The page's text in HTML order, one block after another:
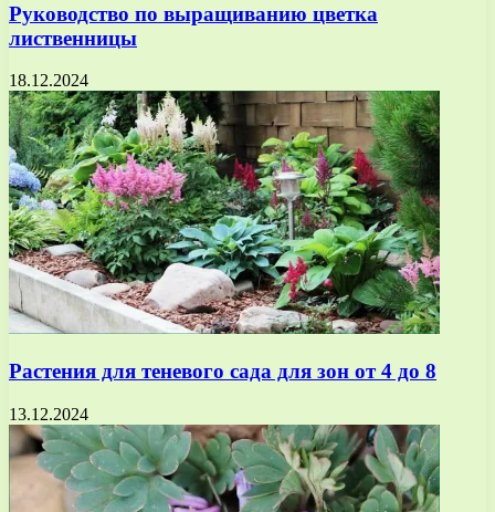
Руководство по выращиванию цветка
лиственницы
18.12.2024
Растения для теневого сада для зон от 4 до 8
13.12.2024